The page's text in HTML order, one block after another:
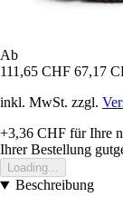
Ab
111,65 CHF 67,17
inkl. MwSt. zzgl.
+3,36 CHF für Ihre
Ihrer Bestellung
Loading...
Beschreibung